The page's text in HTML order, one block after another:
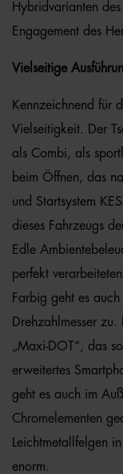
Hybridvarianten
Engagement des
Vielseitige
Kennzeichnend für
Vielseitigkeit. Der
als Combi, als
beim Öffnen, das
und Startsystem
dieses Fahrzeugs
Edle
perfekt
Farbig geht es
Drehzahlmesser
„Maxi-DOT“, das
erweitertes
geht es auch im
Chromelementen
Leichtmetallfelgen
enorm.